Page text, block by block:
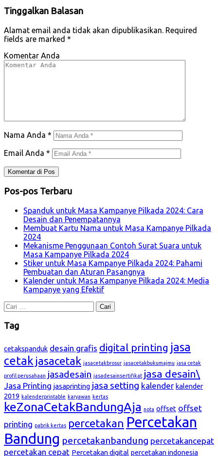
Tinggalkan Balasan
Alamat email anda tidak akan dipublikasikan. Required
fields are marked *
Komentar Anda
Nama Anda *
Email Anda *
Pos-pos Terbaru
Spanduk untuk Masa Kampanye Pilkada 2024: Cara
Desain dan Penempatannya
Membuat Kartu Nama untuk Masa Kampanye Pilkada
2024
Mekanisme Penggunaan Contoh Surat Suara untuk
Masa Kampanye Pilkada 2024
Stiker untuk Masa Kampanye Pilkada 2024: Pahami
Pembuatan dan Aturan Pasangnya
Kalender untuk Masa Kampanye Pilkada 2024: Media
Kampanye yang Efektif
Cari
untuk:
Tag
cetakspanduk desain grafis digital printing jasa
cetak jasacetak jasacetakbrosur jasacetakbukumajmu jasa cetak
profil perusahaan jasadesain jasadesainsertifikat jasa desain\
Jasa Printing jasaprinting jasa setting kalender kalender
2019 kalenderprintable karyawan kertas
keZonaCetakBandungAja nota offset offset
printing pabrik kertas percetakan Percetakan
Bandung percetakanbandung percetakancepat
percetakan cepat Percetakan digital percetakan indonesia